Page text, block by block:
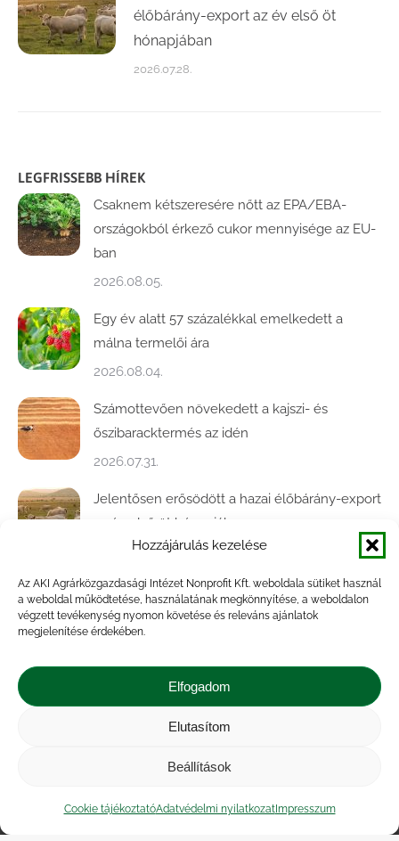
Hozzájárulás kezelése
Az AKI Agrárközgazdasági Intézet Nonprofit Kft. weboldala sütiket használ
a weboldal működtetése, használatának megkönnyítése, a weboldalon
végzett tevékenység nyomon követése és releváns ajánlatok
megjelenítése érdekében.
Elfogadom
Elutasítom
Beállítások
Cookie tájékoztatóAdatvédelmi nyilatkozatImpresszum
élőbárány-export az év első öt
hónapjában
2026.07.28.
LEGFRISSEBB HÍREK
Csaknem kétszeresére nőtt az EPA/EBA-
országokból érkező cukor mennyisége az EU-
ban
2026.08.05.
Egy év alatt 57 százalékkal emelkedett a
málna termelői ára
2026.08.04.
Számottevően növekedett a kajszi- és
őszibaracktermés az idén
2026.07.31.
Jelentősen erősödött a hazai élőbárány-export
az év első öt hónapjában
2026.07.28.
Közel ötödével bővült a baromfivágás
Magyarországon
A végéhez közelít az őszi búza betakarítása
2026.07.21.
Közérdekű adatok
| Adatvédelmi nyilatkozat
|